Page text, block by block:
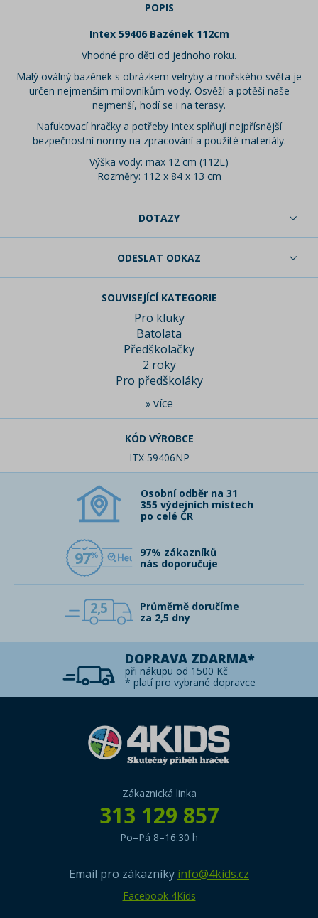
POPIS
Intex 59406 Bazének 112cm
Vhodné pro děti od jednoho roku.
Malý oválný bazének s obrázkem velryby a mořského světa je
určen nejmenším milovníkům vody. Osvěží a potěší naše
nejmenší, hodí se i na terasy.
Nafukovací hračky a potřeby Intex splňují nejpřísnější
bezpečnostní normy na zpracování a použité materiály.
Výška vody: max 12 cm (112L)
Rozměry: 112 x 84 x 13 cm
DOTAZY
ODESLAT ODKAZ
SOUVISEJÍCÍ KATEGORIE
Pro kluky
Batolata
Předškolačky
2 roky
Pro předškoláky
» více
KÓD VÝROBCE
ITX 59406NP
Osobní odběr na 31
355 výdejních místech
po celé ČR
97
97% zákazníků
nás doporučuje
2,5
Průměrně doručíme
za 2,5 dny
DOPRAVA ZDARMA*
při nákupu od 1500 Kč
* platí pro vybrané dopravce
Zákaznická linka
313 129 857
Po–Pá 8–16:30 h
Email pro zákazníky info@4kids.cz
Facebook 4Kids